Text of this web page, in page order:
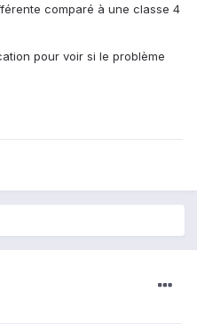
comparé à une classe 4
pour voir si le problème